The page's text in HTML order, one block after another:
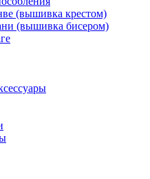
(вышивка крестом)
(вышивка бисером)